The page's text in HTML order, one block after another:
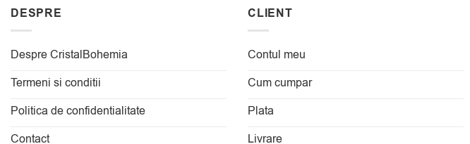
DESPRE
Despre CristalBohemia
Termeni si conditii
Politica de confidentialitate
Contact
CLIENT
Contul meu
Cum cumpar
Plata
Livrare